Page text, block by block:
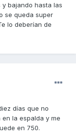
bajando hasta las
se queda super
lo deberían de
días que no
la espalda y me
en 750.